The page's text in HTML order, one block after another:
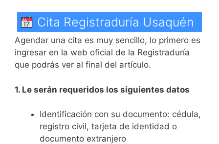
Cita Registraduría Usaquén
Agendar una cita es muy sencillo, lo primero es
ingresar en la web oficial de la Registraduría
que podrás ver al final del artículo.
1. Le serán requeridos los siguientes datos
Identificación con su documento: cédula,
registro civil, tarjeta de identidad o
documento extranjero